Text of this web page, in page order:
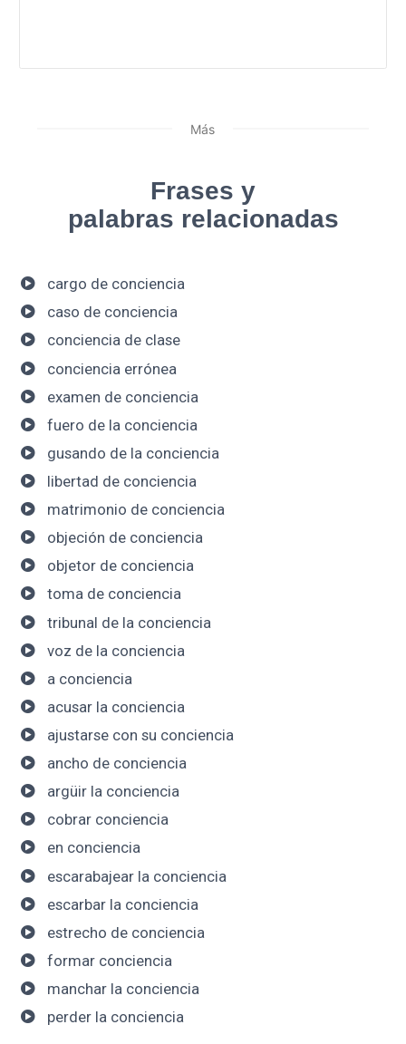
Más
Frases y
palabras relacionadas
cargo de conciencia
caso de conciencia
conciencia de clase
conciencia errónea
examen de conciencia
fuero de la conciencia
gusando de la conciencia
libertad de conciencia
matrimonio de conciencia
objeción de conciencia
objetor de conciencia
toma de conciencia
tribunal de la conciencia
voz de la conciencia
a conciencia
acusar la conciencia
ajustarse con su conciencia
ancho de conciencia
argüir la conciencia
cobrar conciencia
en conciencia
escarabajear la conciencia
escarbar la conciencia
estrecho de conciencia
formar conciencia
manchar la conciencia
perder la conciencia